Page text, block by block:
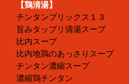
【鶏清湯】
チンタンブリックス１３
旨みタップリ清湯スープ
比内スープ
比内地鶏のあっさりスープ
チンタン濃縮スープ
濃縮鶏チンタン